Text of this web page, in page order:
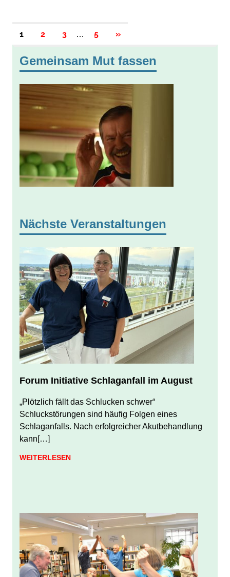
Seitennummerierung
der
Beiträge
1 2 3 … 5
NÄCHSTE
BEITRÄGE
»
Gemeinsam Mut fassen
Nächste Veranstaltungen
Forum Initiative Schlaganfall im August
„Plötzlich fällt das Schlucken schwer“
Schluckstörungen sind häufig Folgen eines
Schlaganfalls. Nach erfolgreicher Akutbehandlung
kann[…]
WEITERLESEN